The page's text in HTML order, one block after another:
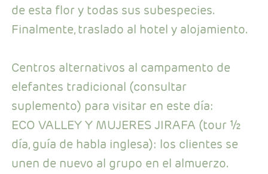
de esta flor y todas sus subespecies.
Finalmente, traslado al hotel y alojamiento.
Centros alternativos al campamento de
elefantes tradicional (consultar
suplemento) para visitar en este día:
ECO VALLEY Y MUJERES JIRAFA (tour ½
día, guía de habla inglesa): los clientes se
unen de nuevo al grupo en el almuerzo.